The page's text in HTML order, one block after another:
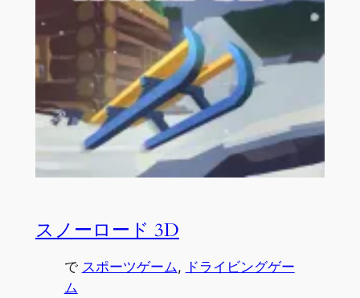
スノーロード 3D
で スポーツゲーム, ドライビングゲー
ム